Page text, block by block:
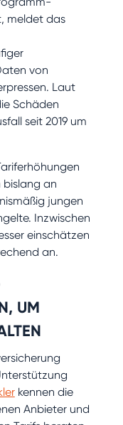
meldet das
von
Laut
Schäden
seit 2019 um
bislang an
jungen
Inzwischen
einschätzen
an.
UM
kennen die
Anbieter und